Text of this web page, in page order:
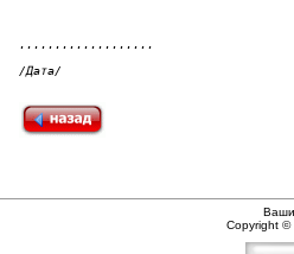
...................
Copyright